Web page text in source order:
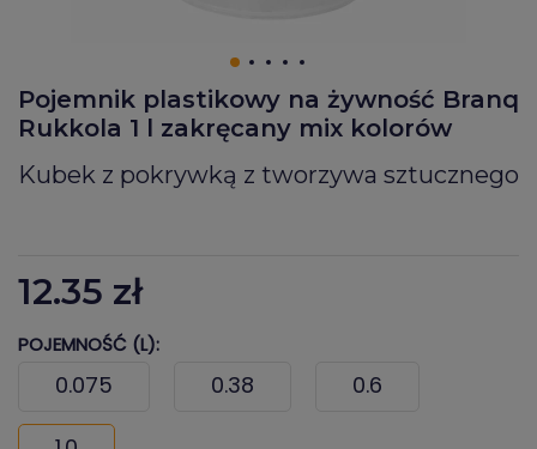
Pojemnik plastikowy na żywność Branq
Rukkola 1 l zakręcany mix kolorów
Kubek z pokrywką z tworzywa sztucznego
12.35 zł
POJEMNOŚĆ (L):
0.075 0.38 0.6